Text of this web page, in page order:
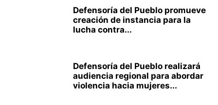
Defensoría del Pueblo promueve
creación de instancia para la
lucha contra...
Defensoría del Pueblo realizará
audiencia regional para abordar
violencia hacia mujeres...